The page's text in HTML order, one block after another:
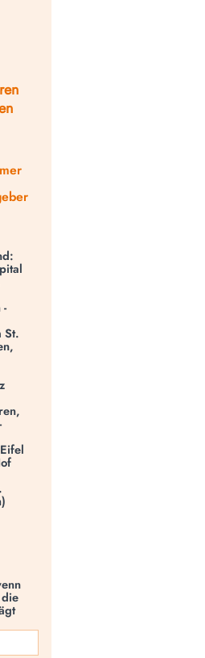
-
St.